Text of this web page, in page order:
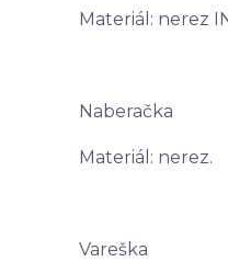
Materiál: nerez
Naberačka
Materiál: nerez.
Vareška